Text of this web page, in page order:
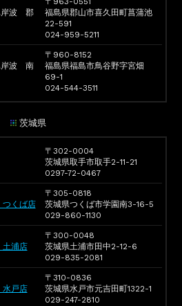
岸波 郡
福島県郡山市喜久田町菖蒲池
22-591
024-959-5211
岸波 南
〒960-8152
福島県福島市鳥谷野字宮畑
69-1
024-544-3511
茨城県
〒302-0004
茨城県取手市取手2-11-21
0297-72-0467
くば店
〒305-0818
茨城県つくば市学園南3-16-5
029-860-1130
浦店
〒300-0048
茨城県土浦市田中2-12-6
029-835-2081
戸店
〒310-0836
茨城県水戸市元吉田町1322-1
029-247-2810